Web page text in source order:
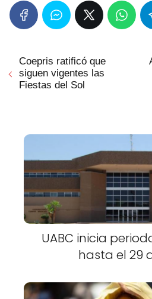
Coepris ratificó que
siguen vigentes las
Fiestas del Sol
UABC inicia
hasta el 29